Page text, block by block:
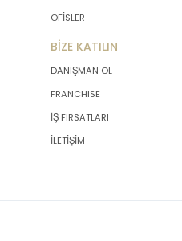
OFİSLER
BİZE KATILIN
DANIŞMAN OL
FRANCHISE
İŞ FIRSATLARI
İLETİŞİM